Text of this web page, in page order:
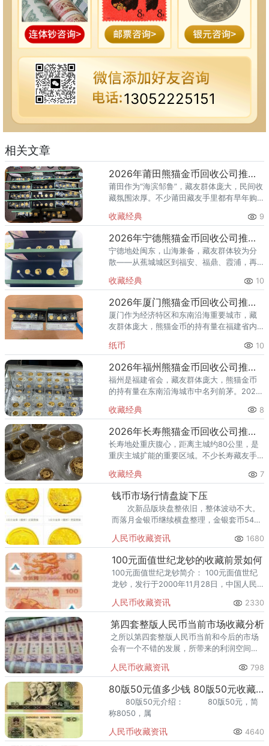
13052225151
相关文章
2026年莆田熊猫金币回收公司推荐 你的金币适合哪种回收方式？
莆田作为“海滨邹鲁”，藏友群体庞大，民间收
藏氛围浓厚。不少莆田藏友手里都有早年购
自收藏市场，还有的是海外带回。到了2026
年想变现时，却发现：
收藏经典 9
2026年宁德熊猫金币回收公司推荐 宁德藏友上门回收全攻略
宁德地处闽东，山海兼备，藏友群体较为分
散——从蕉城城区到福安、福鼎、霞浦，再
想要集中咨询或跑一趟实体店都不太现实。
对于宁德藏友来说，手里的熊猫
收藏经典 10
2026年厦门熊猫金币回收公司推荐 你的金币适合哪种回收方式？
厦门作为经济特区和东南沿海重要城市，藏
友群体庞大，熊猫金币的持有量在福建省内
运行，不少厦门藏友想趁高出手，却面临一
个常见困惑：厦门市面上收
纸币 10
2026年福州熊猫金币回收公司推荐 福州回收熊猫金币的地方
福州是福建省会，藏友群体庞大，熊猫金币
的持有量在东南沿海城市中名列前茅。2026
想趁高出手，却面临一个实际困惑：福州市
面上回收黄金的地方不少，
收藏经典 8
2026年长寿熊猫金币回收公司推荐 长寿哪里回收熊猫金币
长寿地处重庆腹心，距离主城约80公里，是
重庆主城扩能的重要区域。不少长寿藏友手
的近年才从银行购入——持币时间不同，出
手时的策略也应该不同。本文
收藏经典 7
钱币市场行情盘旋下压
次新品版块盘整依旧，整体波动不大。
而落月金银币继续横盘整理，金银套币5400
交不畅。
人民币收藏资讯 1680
100元面值世纪龙钞的收藏前景如何
100元面值世纪龙钞简介： 100元面值世纪
龙钞，发行于2000年11月28日，中国人民
人民币收藏资讯 2330
第四套整版人民币当前市场收藏分析
之所以第四套整版人民币当前和今后的市场
会有一个不错的发展，所带来的利润空间也
人民币收藏资讯 798
80版50元值多少钱 80版50元收藏价格
80版50元介绍： 80版50元，简
称8050，属
人民币收藏资讯 4640